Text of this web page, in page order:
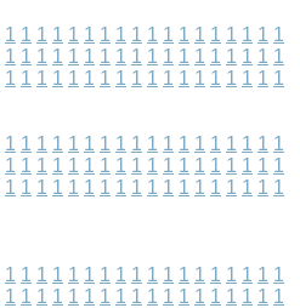
1 1 1 1 1 1 1 1 1 1 1 1 1 1 1 1 1 1
1 1 1 1 1 1 1 1 1 1 1 1 1 1 1 1 1 1
1 1 1 1 1 1 1 1 1 1 1 1 1 1 1 1 1 1
1 1 1 1 1 1 1 1 1 1 1 1 1 1 1 1 1 1
1 1 1 1 1 1 1 1 1 1 1 1 1 1 1 1 1 1
1 1 1 1 1 1 1 1 1 1 1 1 1 1 1 1 1 1
1 1 1 1 1 1 1 1 1 1 1 1 1 1 1 1 1 1
1 1 1 1 1 1 1 1 1 1 1 1 1 1 1 1 1 1